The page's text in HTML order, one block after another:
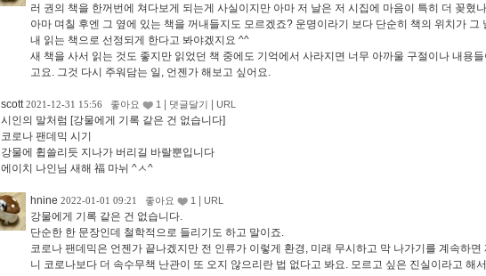
러 권의 책을 한꺼번에 쳐다보게 되는게 사실이지만 아마 저 날은 저 시집에 마음이 특히 더 꽂혔
아마 며칠 후엔 그 옆에 있는 책을 꺼내들지도 모르겠죠? 운명이라기 보다 단순히 책의 위치가 그
내 읽는 책으로 선정되게 한다고 봐야겠지요 ^^
새 책을 사서 읽는 것도 좋지만 읽었던 책 중에도 기억에서 사라지면 너무 아까울 구절이나 내용
고요. 그것 다시 주워담는 일, 언젠가 해보고 싶어요.
scott 2021-12-31 15:56 좋아요 1 댓글달기 URL
시인의 말처럼 [강물에게 기록 같은 건 없습니다]
코로나 팬데믹 시기
강물에 휩쓸리듯 지나가 버리길 바랄뿐입니다
에이치 나인님 새해 福 마뉘 ^ㅅ^
hnine 2022-01-01 09:21 좋아요 1 URL
강물에게 기록 같은 건 없습니다.
단순한 한 문장인데 철학적으로 들리기도 하고 말이죠.
코로나 팬데믹은 언젠가 끝나겠지만 전 인류가 이렇게 환경, 미래 무시하고 막 나가기를 계속하면
니 코로나보다 더 속수무책 난관이 또 오지 않으리란 법 없다고 봐요. 모르고 싶은 진실이라고 해